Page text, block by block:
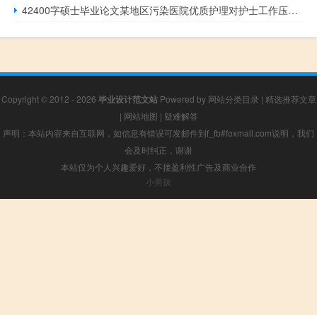
42400字硕士毕业论文某地区污染医院优质护理对护士工作压力、治疗方法和心理健康的困惑
Copyright © 2012 - 2026 毕业设计范文站Powered by 网站分类目录 | 精选推荐文章
| 网站地图 | 疑难解答
声明：本站内容来自互联网，如信息有错误可发邮件到f_fb#foxmail.com说明，我们
会及时纠正，谢谢
本站仅为个人兴趣爱好，不接盈利性广告及商业合作
小男孩